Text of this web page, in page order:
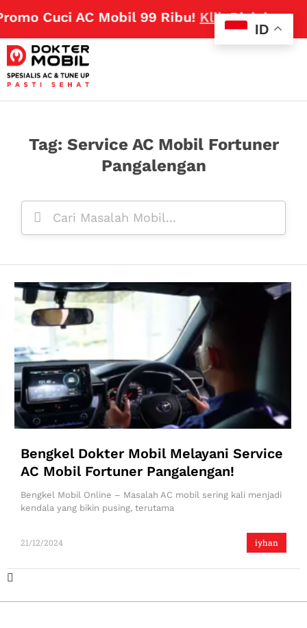
Cuci AC Mobil 99 Ribu!Klik Disini
Tag: Service AC Mobil Fortuner
Pangalengan
Bengkel Dokter Mobil Melayani Service
AC Mobil Fortuner Pangalengan!
iyhan
21/12/2024
Bengkel Mobil Online – Masalah AC mobil sering kali menjadi
kendala yang bikin pusing, terutama
ID